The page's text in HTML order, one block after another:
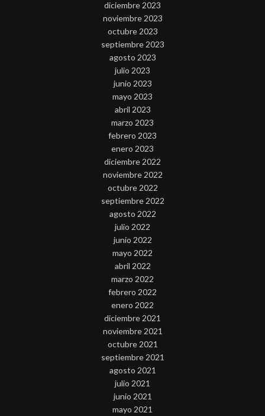
diciembre 2023
noviembre 2023
octubre 2023
septiembre 2023
agosto 2023
julio 2023
junio 2023
mayo 2023
abril 2023
marzo 2023
febrero 2023
enero 2023
diciembre 2022
noviembre 2022
octubre 2022
septiembre 2022
agosto 2022
julio 2022
junio 2022
mayo 2022
abril 2022
marzo 2022
febrero 2022
enero 2022
diciembre 2021
noviembre 2021
octubre 2021
septiembre 2021
agosto 2021
julio 2021
junio 2021
mayo 2021